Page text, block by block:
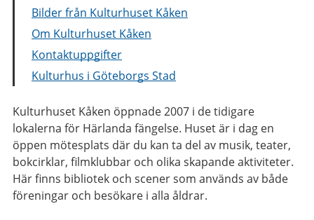
Bilder från Kulturhuset Kåken
Om Kulturhuset Kåken
Kontaktuppgifter
Kulturhus i Göteborgs Stad
Kulturhuset Kåken öppnade 2007 i de tidigare
lokalerna för Härlanda fängelse. Huset är i dag en
öppen mötesplats där du kan ta del av musik, teater,
bokcirklar, filmklubbar och olika skapande aktiviteter.
Här finns bibliotek och scener som används av både
föreningar och besökare i alla åldrar.